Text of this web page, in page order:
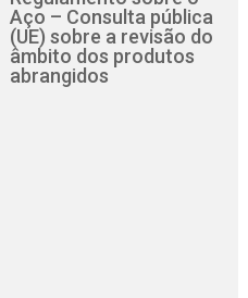
Aço – Consulta pública
(UE) sobre a revisão do
âmbito dos produtos
abrangidos